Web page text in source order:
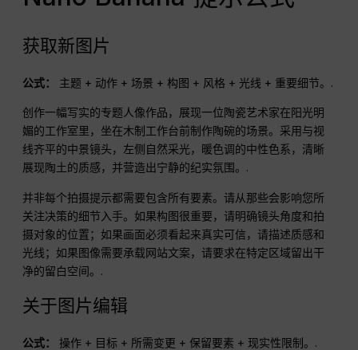
获取新图片
公式： 主题 + 动作 + 场景 + 构图 + 风格 + 光线 + 重要细节。.
创作一幅写实的专题人像作品，展现一位陶瓷艺术家在阳光明
媚的工作室里，坐在木制工作台前制作陶碗的场景。采用与视
线齐平的中景镜头，左侧自然采光，暖色调的中性色系，清晰
展现陶土的质感，并营造出宁静的纪实氛围。.
并非每个拍摄提示都需要包含所有要素。请从那些会影响您所
关注决策的细节入手。如果构图很重要，请明确镜头角度和拍
摄对象的位置；如果画面必须看起来真实可信，请描述质感和
光线；如果图像需要承载网站文案，请要求在特定区域留出干
净的留白空间。.
关于图片编辑
公式： 操作 + 目标 + 所需变更 + 保留要素 + 现实性限制。.